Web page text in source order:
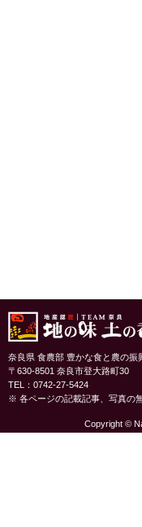
地産認匠 TEAM奈良 地の味 土の
奈良県 食農部 豊かな食と農の振
〒630-8501 奈良市登大路町30
TEL：0742-27-5424
※ 各ページの記載記事、写真の
Copyright ©